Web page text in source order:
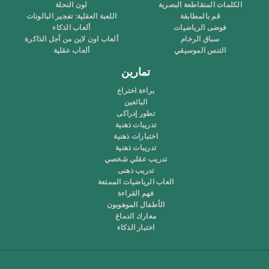
الكلمات المتقاطعة البصرية
قم بالمطابقة
فوضى الرياضيات
سباق الرخام
التنس الموسيقي
لون النحلة
اللعبة العقلية: تفجير البالونات
ألعاب الذكاء
ألعاب اون لاين من آجل الذاكرة
ألعاب عقلية
تمارين
براءة اختراع
البائعين
تطور إدراكى
تدريبات ذهنية
اختبارات ذهنية
تدريبات ذهنية
تدريب عقلي شخصي
تدريب ذهنى
العاب الرياضيات الممتعة
فهم القراءة
الأطفال الموهوبون
معارك الدماغ
اختبار الذكاء